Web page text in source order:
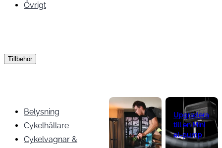
Övrigt
Tillbehör
Belysning
Cykelhållare
Cykelvagnar &
Upgradera
till en Mini
el-pump